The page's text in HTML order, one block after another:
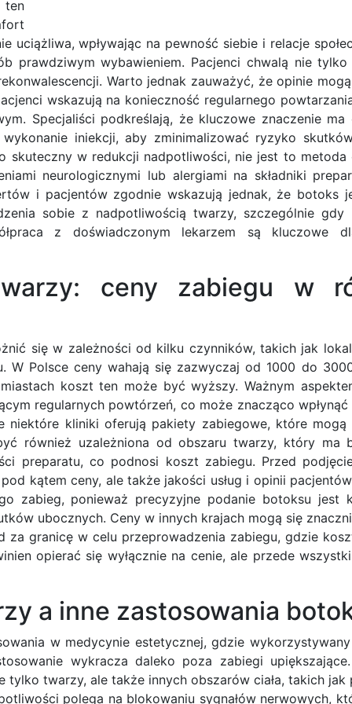
ten
wpływając na pewność siebie i relacje
prawdziwym wybawieniem. Pacjenci chwalą nie tylko
Warto jednak zauważyć, że opinie
wskazują na konieczność regularnego
Specjaliści podkreślają, że kluczowe znaczenie ma
iniekcji, aby zminimalizować ryzyko
skuteczny w redukcji nadpotliwości, nie jest to metoda
neurologicznymi lub alergiami na składniki
i pacjentów zgodnie wskazują jednak, że botoks
sobie z nadpotliwością twarzy, szczególnie gdy
z doświadczonym lekarzem są kluczowe
ceny zabiegu w
się w zależności od kilku czynników, takich jak
Polsce ceny wahają się zazwyczaj od 1000 do
koszt ten może być wyższy. Ważnym
regularnych powtórzeń, co może znacząco wpłynąć
kliniki oferują pakiety zabiegowe, które
również uzależniona od obszaru twarzy, który ma
preparatu, co podnosi koszt zabiegu. Przed
kątem ceny, ale także jakości usług i opinii
zabieg, ponieważ precyzyjne podanie botoksu jest
ubocznych. Ceny w innych krajach mogą się
granicę w celu przeprowadzenia zabiegu, gdzie
opierać się wyłącznie na cenie, ale przede
a inne zastosowania
w medycynie estetycznej, gdzie wykorzystywany
wykracza daleko poza zabiegi
twarzy, ale także innych obszarów ciała, takich jak
polega na blokowaniu sygnałów nerwowych,